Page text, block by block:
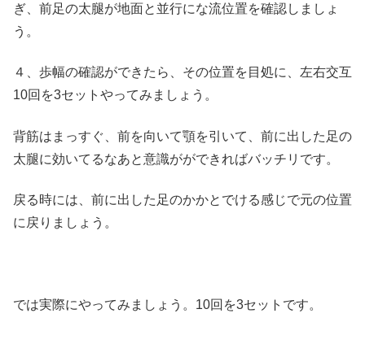
ぎ、前足の太腿が地面と並行にな流位置を確認しましょ
う。
４、歩幅の確認ができたら、その位置を目処に、左右交互
10回を3セットやってみましょう。
背筋はまっすぐ、前を向いて顎を引いて、前に出した足の
太腿に効いてるなあと意識がができればバッチリです。
戻る時には、前に出した足のかかとでける感じで元の位置
に戻りましょう。
では実際にやってみましょう。10回を3セットです。